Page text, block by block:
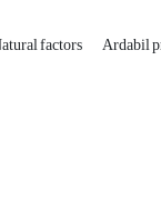
factors Ardabil